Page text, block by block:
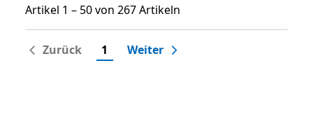
Artikel 1 – 50 von 267 Artikeln
Artikel 1 – 50 von 267 Artikeln
Zurück 1 Weiter